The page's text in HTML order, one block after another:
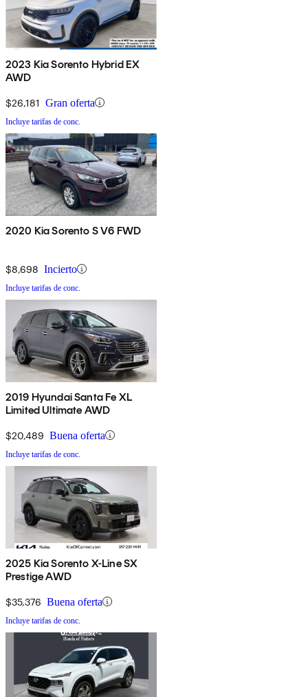
2023 Kia Sorento Hybrid EX
AWD
$26,181 Gran oferta
Incluye tarifas de conc.
2020 Kia Sorento S V6 FWD
$8,698 Incierto
Incluye tarifas de conc.
2019 Hyundai Santa Fe XL
Limited Ultimate AWD
$20,489 Buena oferta
Incluye tarifas de conc.
2025 Kia Sorento X-Line SX
Prestige AWD
$35,376 Buena oferta
Incluye tarifas de conc.